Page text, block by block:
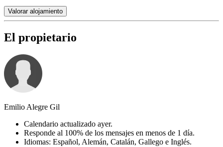
Valorar alojamiento
El propietario
Emilio Alegre Gil
Calendario actualizado ayer.
Responde al 100% de los mensajes en menos de 1 día.
Idiomas: Español, Alemán, Catalán, Gallego e Inglés.